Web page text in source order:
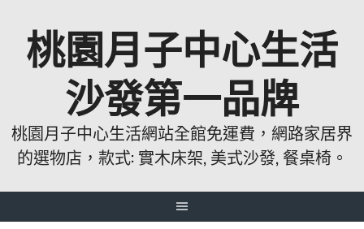
桃園月子中心生活
沙發第一品牌
桃園月子中心生活網站全館免運費，網路家居界
的選物店，款式: 實木床架, 美式沙發, 餐桌椅。